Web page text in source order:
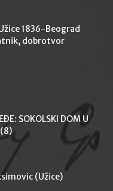
1836-Beograd
dobrotvor
SOKOLSKI DOM U
(Užice)